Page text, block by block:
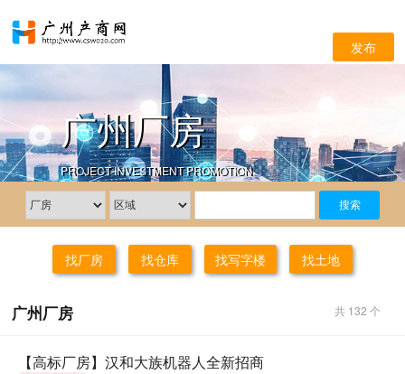
发布
广州厂房
PROJECT INVESTMENT PROMOTION
找厂房 找仓库 找写字楼 找土地
共 132 个
广州厂房
【高标厂房】汉和大族机器人全新招商